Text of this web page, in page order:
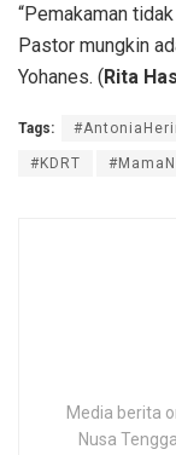
“Pemakaman
Pastor mungkin
Yohanes. (Rita
Tags:
#KDRT
Media berita
Nusa